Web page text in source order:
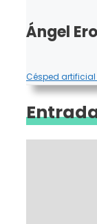
Ángel
Césped